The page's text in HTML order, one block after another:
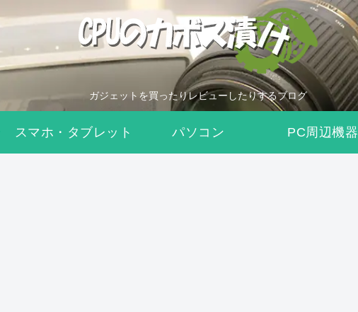
ガジェットを買ったりレビューしたりするブログ
スマホ・タブレット パソコン PC周辺機器